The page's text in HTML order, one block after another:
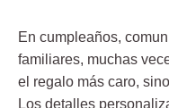
En cumpleaños,
familiares, muchas
el regalo más caro,
Los detalles